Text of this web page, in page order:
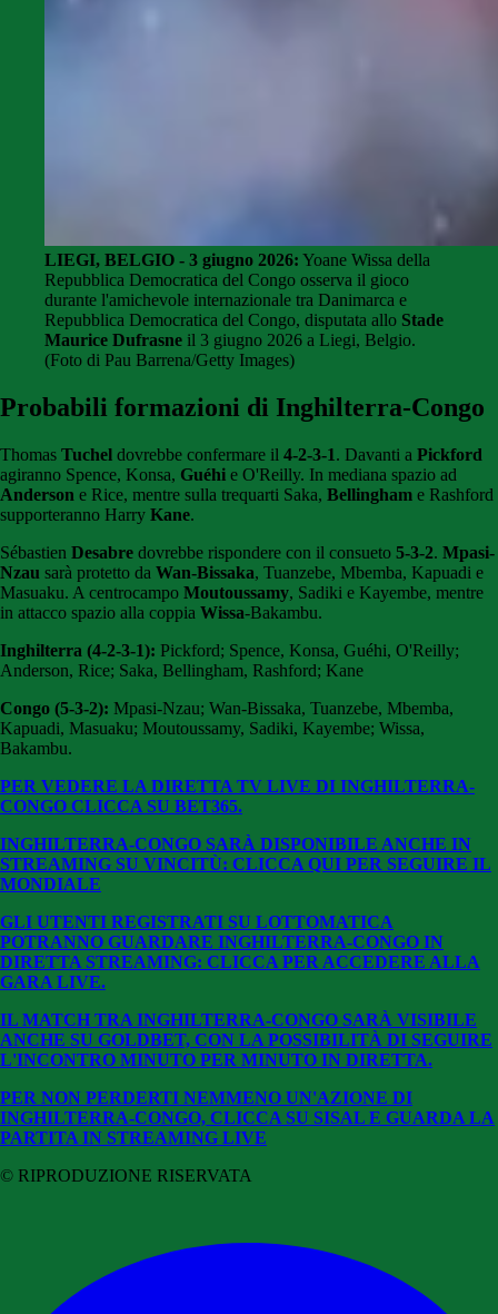
LIEGI, BELGIO - 3 giugno 2026: Yoane Wissa della
Repubblica Democratica del Congo osserva il gioco
durante l'amichevole internazionale tra Danimarca e
Repubblica Democratica del Congo, disputata allo Stade
Maurice Dufrasne il 3 giugno 2026 a Liegi, Belgio.
(Foto di Pau Barrena/Getty Images)
Probabili formazioni di Inghilterra-Congo
Thomas Tuchel dovrebbe confermare il 4-2-3-1. Davanti a Pickford
agiranno Spence, Konsa, Guéhi e O'Reilly. In mediana spazio ad
Anderson e Rice, mentre sulla trequarti Saka, Bellingham e Rashford
supporteranno Harry Kane.
Sébastien Desabre dovrebbe rispondere con il consueto 5-3-2. Mpasi-
Nzau sarà protetto da Wan-Bissaka, Tuanzebe, Mbemba, Kapuadi e
Masuaku. A centrocampo Moutoussamy, Sadiki e Kayembe, mentre
in attacco spazio alla coppia Wissa-Bakambu.
Inghilterra (4-2-3-1): Pickford; Spence, Konsa, Guéhi, O'Reilly;
Anderson, Rice; Saka, Bellingham, Rashford; Kane
Congo (5-3-2): Mpasi-Nzau; Wan-Bissaka, Tuanzebe, Mbemba,
Kapuadi, Masuaku; Moutoussamy, Sadiki, Kayembe; Wissa,
Bakambu.
PER VEDERE LA DIRETTA TV LIVE DI INGHILTERRA-
CONGO CLICCA SU BET365.
INGHILTERRA-CONGO SARÀ DISPONIBILE ANCHE IN
STREAMING SU VINCITÙ: CLICCA QUI PER SEGUIRE IL
MONDIALE
GLI UTENTI REGISTRATI SU LOTTOMATICA
POTRANNO GUARDARE INGHILTERRA-CONGO IN
DIRETTA STREAMING: CLICCA PER ACCEDERE ALLA
GARA LIVE.
IL MATCH TRA INGHILTERRA-CONGO SARÀ VISIBILE
ANCHE SU GOLDBET, CON LA POSSIBILITÀ DI SEGUIRE
L'INCONTRO MINUTO PER MINUTO IN DIRETTA.
PER NON PERDERTI NEMMENO UN'AZIONE DI
INGHILTERRA-CONGO, CLICCA SU SISAL E GUARDA LA
PARTITA IN STREAMING LIVE
© RIPRODUZIONE RISERVATA